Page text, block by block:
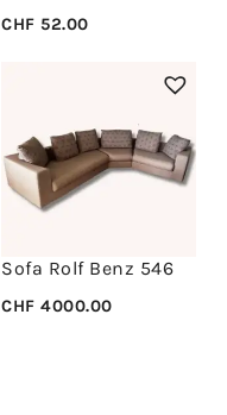
CHF 52.00
Sofa Rolf Benz 546
CHF 4000.00